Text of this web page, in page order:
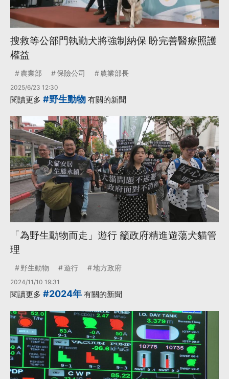
搜救等公部門執勤犬將強制納保 盼完善醫療照護
權益
農業部 保險公司 農業部長
2025/6/23 12:30
閱讀更多 #野生動物 有關的新聞
「為野生動物而走」遊行 籲政府精進遊蕩犬貓管
理
野生動物 遊行 地方政府
2024/11/10 19:31
閱讀更多 #2024年 有關的新聞